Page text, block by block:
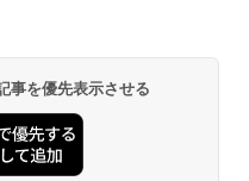
事を優先表示させる